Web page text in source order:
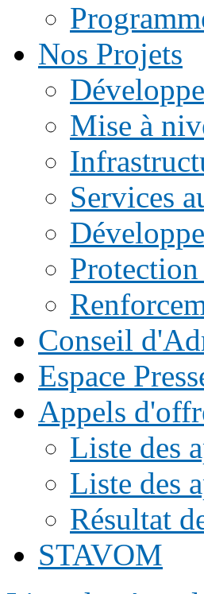
Nos Projets
Mise à
Services
Conseil
Espace
Appels
Liste des
Liste des
Résultat
STAVOM